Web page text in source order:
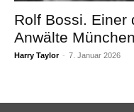
Rolf Bossi. Einer
Anwälte
Harry Taylor - 7. Januar 2026